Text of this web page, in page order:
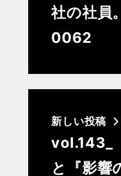
社の社員
0062
新しい投稿
vol.143_
と『影響